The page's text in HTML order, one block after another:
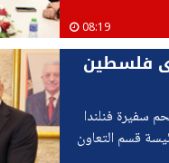
08:19
فلسطين
سفيرة فنلندا
قسم التعاون